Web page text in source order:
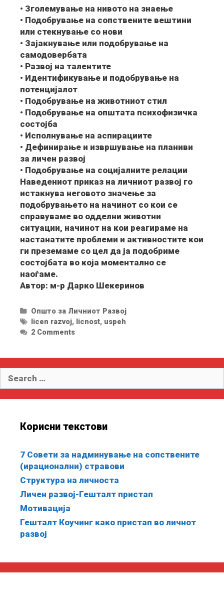
• Зголемување на нивото на знаење
• Подобрување на сопствените вештини
или стекнување со нови
• Зајакнување или подобрување на
самодовербата
• Развој на талентите
• Идентификување и подобрување на
потенцијалот
• Подобрување на животниот стил
• Подобрување на општата психофизичка
состојба
• Исполнување на аспирациите
• Дефинирање и извршување на планиви
за личен развој
• Подобрување на социјалните релации
Наведениот приказ на личниот развој го
истакнува неговото значење за
подобрувањето на начинот со кои се
справуваме во одделни животни
ситуации, начинот на кои реагираме на
настанатите проблеми и активностите кои
ги преземаме со цел да ја подобриме
состојбата во која моментално се
наоѓаме.
Автор: м-р Дарко Шекеринов
Categories
Општо за Личниот Развој
Tags
licen razvoj, licnost, uspeh
2 Comments
Search for:
Корисни текстови
7 Совети за надминување на сопствените
(ирационални) стравови
Структура на личноста
Личен развој-Гешталт пристап
Мотивација
Гешталт Коучинг како пристап во личнот
развој